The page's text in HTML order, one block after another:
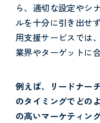
ら、適切な設定やシ
ルを十分に引き出せ
用支援サービスでは
業界やターゲットに
例えば、リードナー
のタイミングでどの
の高いマーケティン